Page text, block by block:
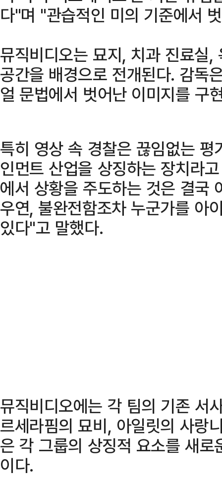
다"며 "관습적인 미의 기준에서
뮤직비디오는 묘지, 치과 진료실
공간을 배경으로 전개된다. 감독
얼 문법에서 벗어난 이미지를 구
특히 영상 속 경찰은 끊임없는
인먼트 산업을 상징하는 장치라
에서 상황을 주도하는 것은 결국
우연, 불완전함조차 누군가를 아
있다"고 말했다.
뮤직비디오에는 각 팀의 기존 서
르세라핌의 묘비, 아일릿의 사랑
은 각 그룹의 상징적 요소를 새
이다.